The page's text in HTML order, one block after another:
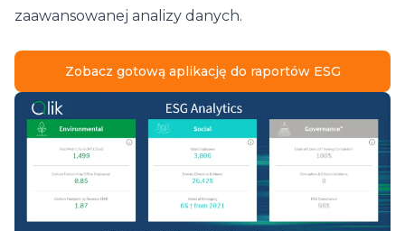
zaawansowanej analizy danych.
Zobacz gotową aplikację do raportów ESG